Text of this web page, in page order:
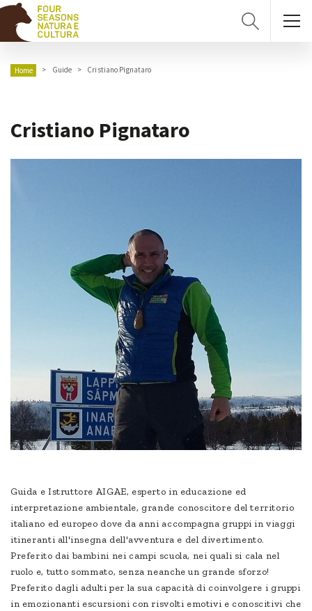
Home Guide Cristiano Pignataro
Cristiano Pignataro
Guida e Istruttore AIGAE, esperto in educazione ed
interpretazione ambientale, grande conoscitore del territorio
italiano ed europeo dove da anni accompagna gruppi in viaggi
itineranti all'insegna dell'avventura e del divertimento.
Preferito dai bambini nei campi scuola, nei quali si cala nel
ruolo e, tutto sommato, senza neanche un grande sforzo!
Preferito dagli adulti per la sua capacità di coinvolgere i gruppi
in emozionanti escursioni con risvolti emotivi e conoscitivi che